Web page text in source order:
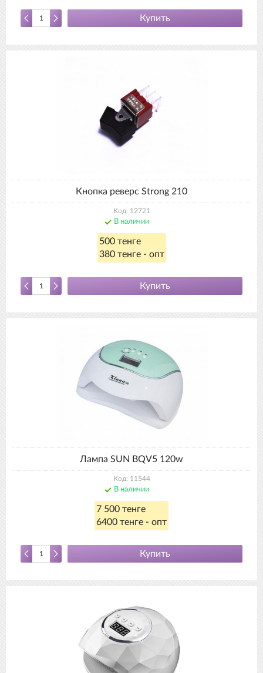
Купить
Кнопка реверс Strong 210
Код: 12721
В наличии
500 тенге
380 тенге - опт
Купить
Лампа SUN BQV5 120w
Код: 11544
В наличии
7 500 тенге
6400 тенге - опт
Купить